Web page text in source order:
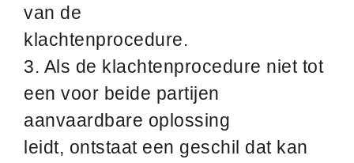
van de
klachtenprocedure.
3. Als de klachtenprocedure niet tot
een voor beide partijen
aanvaardbare oplossing
leidt, ontstaat een geschil dat kan